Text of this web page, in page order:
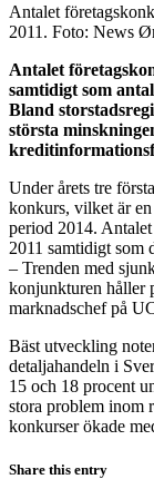
Antalet
2011. Foto: News
Antalet
samtidigt som
Bland
största
Under årets tre
konkurs, vilket är
period 2014.
2011 samtidigt som
– Trenden med
konjunkturen håller
marknadschef på
Bäst utveckling
detaljahandeln i
15 och 18 procent
stora problem inom
konkurser ökade
Share this entry